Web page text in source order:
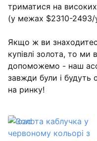
триматися на
(у межах $2310-2493/
Якщо ж ви
купівлі золота, то
допоможемо - наш
завжди були і будуть
на ринку!